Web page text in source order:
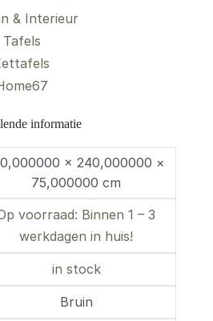
& Interieur
Tafels
informatie
× 240,000000 ×
75,000000 cm
voorraad: Binnen 1 – 3
werkdagen in huis!
in stock
Bruin